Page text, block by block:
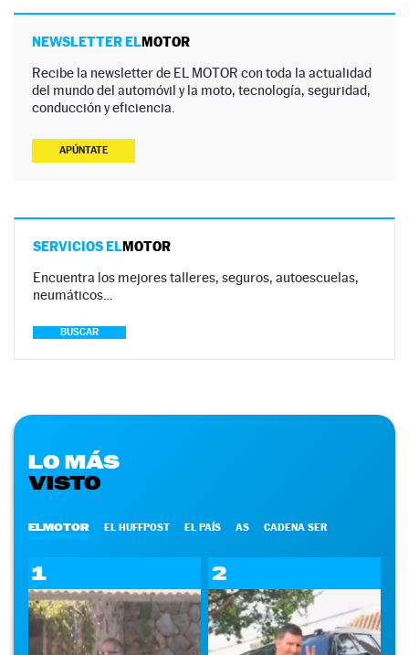
NEWSLETTER ELMOTOR
Recibe la newsletter de EL MOTOR con toda la actualidad
del mundo del automóvil y la moto, tecnología, seguridad,
conducción y eficiencia.
APÚNTATE
SERVICIOS ELMOTOR
Encuentra los mejores talleres, seguros, autoescuelas,
neumáticos…
BUSCAR
LO MÁS
VISTO
ELMOTOR EL HUFFPOST EL PAÍS AS CADENA SER
1 2